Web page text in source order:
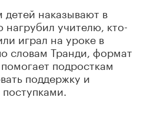
наказывают в
учителю, кто-
играл на уроке в
словам Транди, формат
подросткам
поддержку и